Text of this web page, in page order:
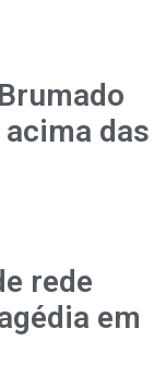
das
rede
em